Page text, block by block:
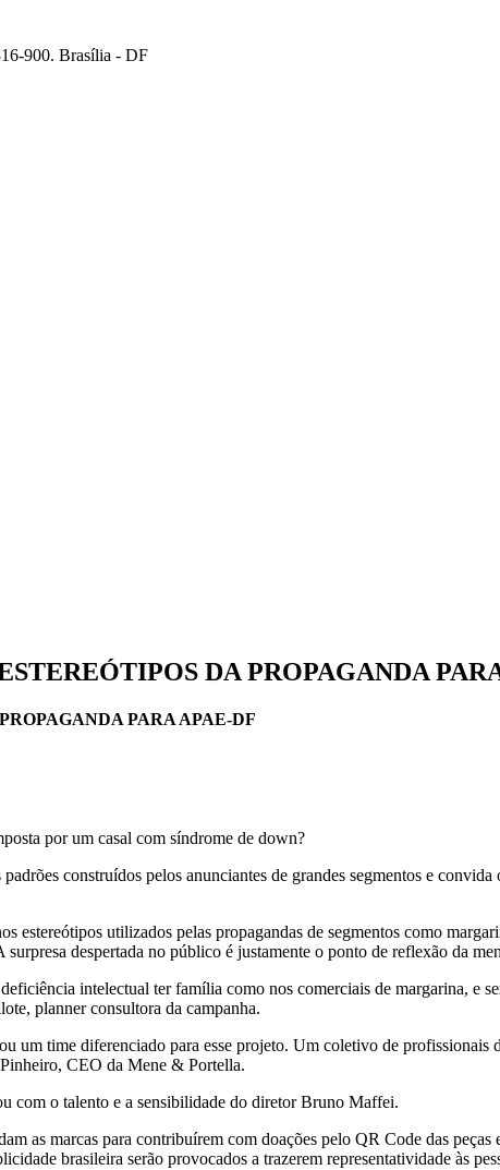
900. Brasília - DF
DA PROPAGANDA
PARA APAE-DF
por um casal com síndrome de down?
construídos pelos anunciantes de grandes segmentos e
estereótipos utilizados pelas propagandas de segmentos como
despertada no público é justamente o ponto de reflexão da
intelectual ter família como nos comerciais de margarina, e
planner consultora da campanha.
time diferenciado para esse projeto. Um coletivo de profissionais
CEO da Mene & Portella.
com o talento e a sensibilidade do diretor Bruno Maffei.
as marcas para contribuírem com doações pelo QR Code das
brasileira serão provocados a trazerem representatividade às